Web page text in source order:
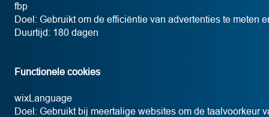
fbp
Doel: Gebruikt om de efficiëntie van advertenties te meten
Duurtijd: 180 dagen
Functionele cookies
wixLanguage
Doel: Gebruikt bij meertalige websites om de taalvoorkeur